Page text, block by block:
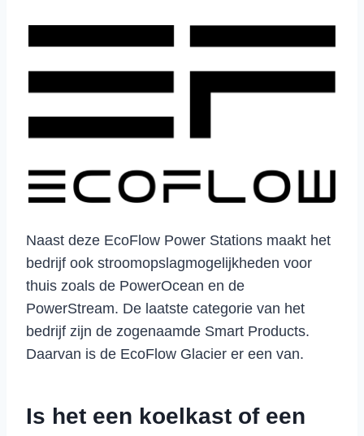
Naast deze EcoFlow Power Stations maakt het
bedrijf ook stroomopslagmogelijkheden voor
thuis zoals de PowerOcean en de
PowerStream. De laatste categorie van het
bedrijf zijn de zogenaamde Smart Products.
Daarvan is de EcoFlow Glacier er een van.
Is het een koelkast of een